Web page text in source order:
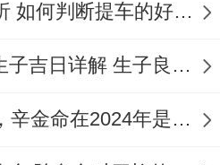
、开光，出行、理
、动土，进人口、
2025年提车吉日解析 如何判断提车的好日子
农历甲辰龙年12月生子吉日详解 生子良辰的影响因素
辛金2024年财官年，辛金命在2024年是财官年还是财印年